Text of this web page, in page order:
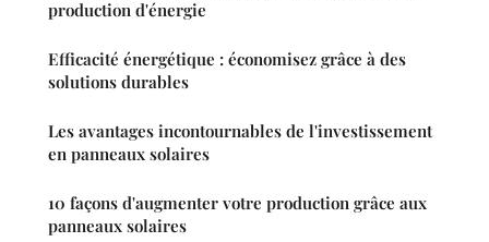
production d'énergie
Efficacité énergétique : économisez grâce à des
solutions durables
Les avantages incontournables de l'investissement
en panneaux solaires
10 façons d'augmenter votre production grâce aux
panneaux solaires